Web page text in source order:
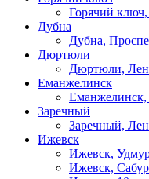
Горячий
Дубна
Дубна,
Дюртюли
Дюртюли,
Еманжелинск
Заречный
Заречный,
Ижевск
Ижевск,
Ижевск,